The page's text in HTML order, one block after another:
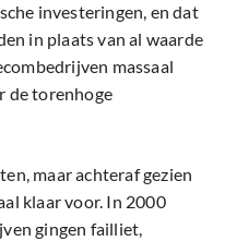
investeringen, en dat
in plaats van al waarde
massaal
de torenhoge
maar achteraf gezien
klaar voor. In 2000
gingen failliet,